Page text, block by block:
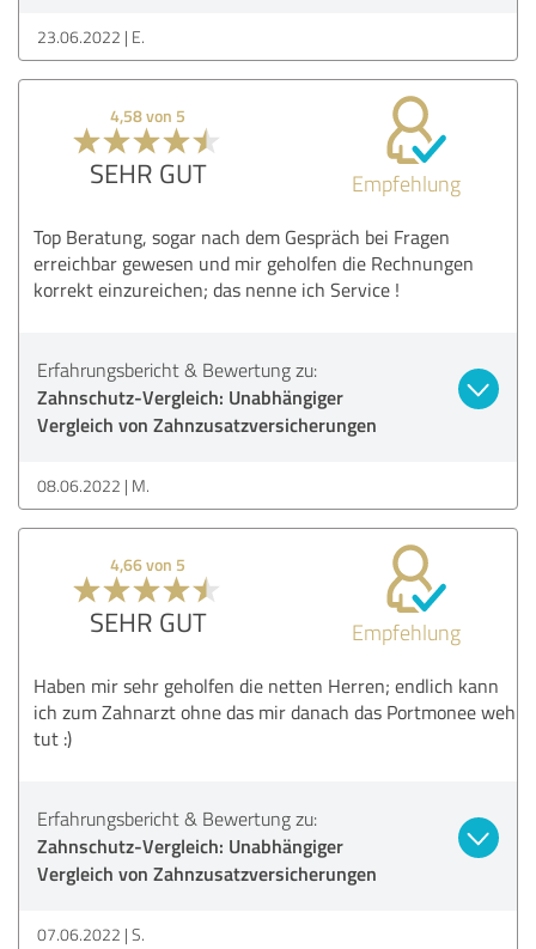
23.06.2022 E.
4,58 von 5
SEHR GUT Empfehlung
Top Beratung, sogar nach dem Gespräch bei Fragen
erreichbar gewesen und mir geholfen die Rechnungen
korrekt einzureichen; das nenne ich Service !
Erfahrungsbericht & Bewertung zu:
Zahnschutz-Vergleich: Unabhängiger
Vergleich von Zahnzusatzversicherungen
08.06.2022 M.
4,66 von 5
SEHR GUT Empfehlung
Haben mir sehr geholfen die netten Herren; endlich kann
ich zum Zahnarzt ohne das mir danach das Portmonee weh
tut :)
Erfahrungsbericht & Bewertung zu:
Zahnschutz-Vergleich: Unabhängiger
Vergleich von Zahnzusatzversicherungen
07.06.2022 S.